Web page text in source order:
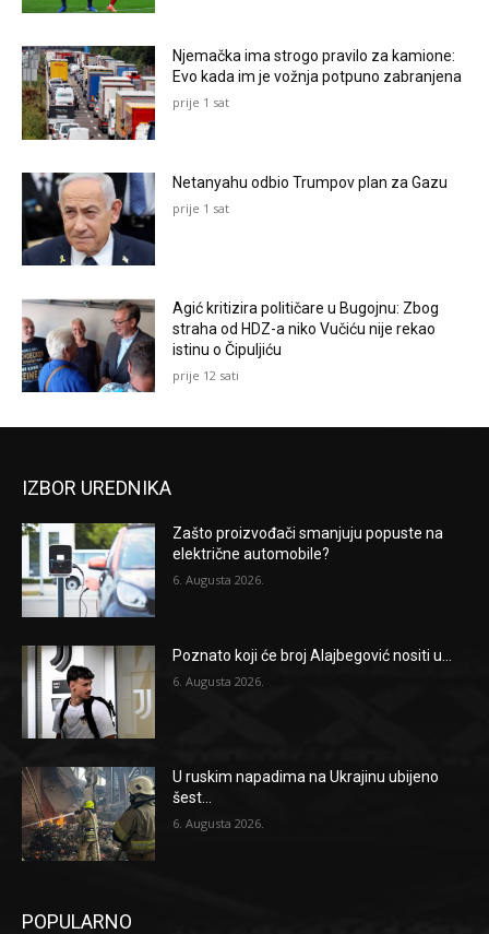
Njemačka ima strogo pravilo za kamione:
Evo kada im je vožnja potpuno zabranjena
prije 1 sat
Netanyahu odbio Trumpov plan za Gazu
prije 1 sat
Agić kritizira političare u Bugojnu: Zbog
straha od HDZ-a niko Vučiću nije rekao
istinu o Čipuljiću
prije 12 sati
IZBOR UREDNIKA
Zašto proizvođači smanjuju popuste na
električne automobile?
6. Augusta 2026.
Poznato koji će broj Alajbegović nositi u...
6. Augusta 2026.
U ruskim napadima na Ukrajinu ubijeno
šest...
6. Augusta 2026.
POPULARNO